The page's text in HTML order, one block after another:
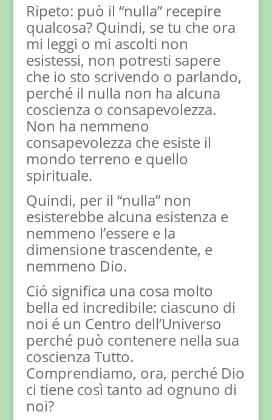
Ripeto: può il “nulla” recepire
qualcosa? Quindi, se tu che ora
mi leggi o mi ascolti non
esistessi, non potresti sapere
che io sto scrivendo o parlando,
perché il nulla non ha alcuna
coscienza o consapevolezza.
Non ha nemmeno
consapevolezza che esiste il
mondo terreno e quello
spirituale.
Quindi, per il “nulla” non
esisterebbe alcuna esistenza e
nemmeno l’essere e la
dimensione trascendente, e
nemmeno Dio.
Ció significa una cosa molto
bella ed incredibile: ciascuno di
noi é un Centro dell’Universo
perché può contenere nella sua
coscienza Tutto.
Comprendiamo, ora, perché Dio
ci tiene così tanto ad ognuno di
noi?